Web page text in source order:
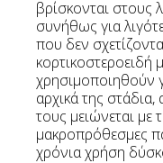
βρίσκονται στους
συνήθως για
που δεν
χρησιμοποιηθούν
αρχικά της
τους μειώνεται με
μακροπρόθεσμες
χρόνια χρήση